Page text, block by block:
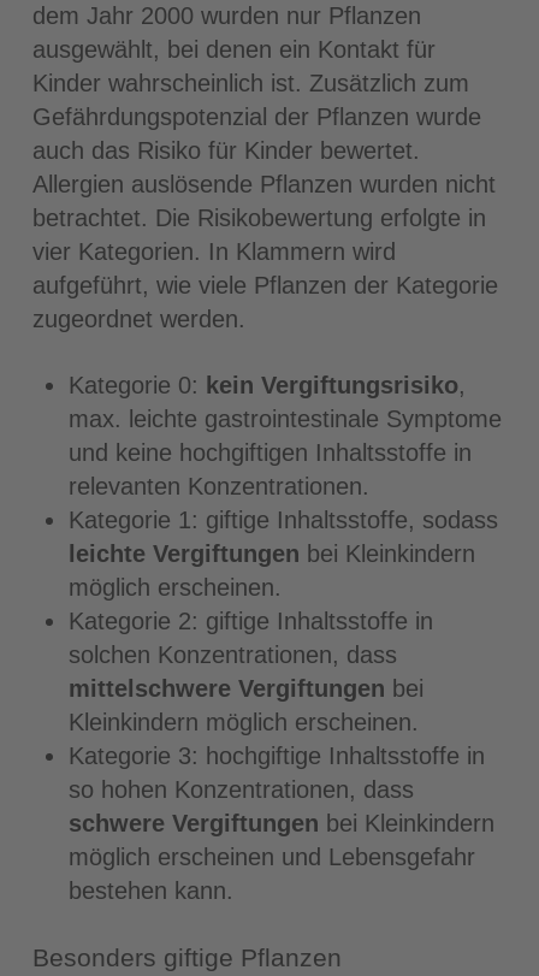
dem Jahr 2000 wurden nur Pflanzen
ausgewählt, bei denen ein Kontakt für
Kinder wahrscheinlich ist. Zusätzlich zum
Gefährdungspotenzial der Pflanzen wurde
auch das Risiko für Kinder bewertet.
Allergien auslösende Pflanzen wurden nicht
betrachtet. Die Risikobewertung erfolgte in
vier Kategorien. In Klammern wird
aufgeführt, wie viele Pflanzen der Kategorie
zugeordnet werden.
Kategorie 0: kein Vergiftungsrisiko,
max. leichte gastrointestinale Symptome
und keine hochgiftigen Inhaltsstoffe in
relevanten Konzentrationen.
Kategorie 1: giftige Inhaltsstoffe, sodass
leichte Vergiftungen bei Kleinkindern
möglich erscheinen.
Kategorie 2: giftige Inhaltsstoffe in
solchen Konzentrationen, dass
mittelschwere Vergiftungen bei
Kleinkindern möglich erscheinen.
Kategorie 3: hochgiftige Inhaltsstoffe in
so hohen Konzentrationen, dass
schwere Vergiftungen bei Kleinkindern
möglich erscheinen und Lebensgefahr
bestehen kann.
Besonders giftige Pflanzen